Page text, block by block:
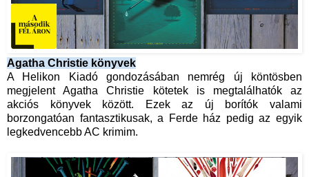
Agatha Christie könyvek
A Helikon Kiadó gondozásában nemrég új köntösben
megjelent Agatha Christie kötetek is megtalálhatók az
akciós könyvek között. Ezek az új borítók valami
borzongatóan fantasztikusak, a Ferde ház pedig az egyik
legkedvencebb AC krimim.